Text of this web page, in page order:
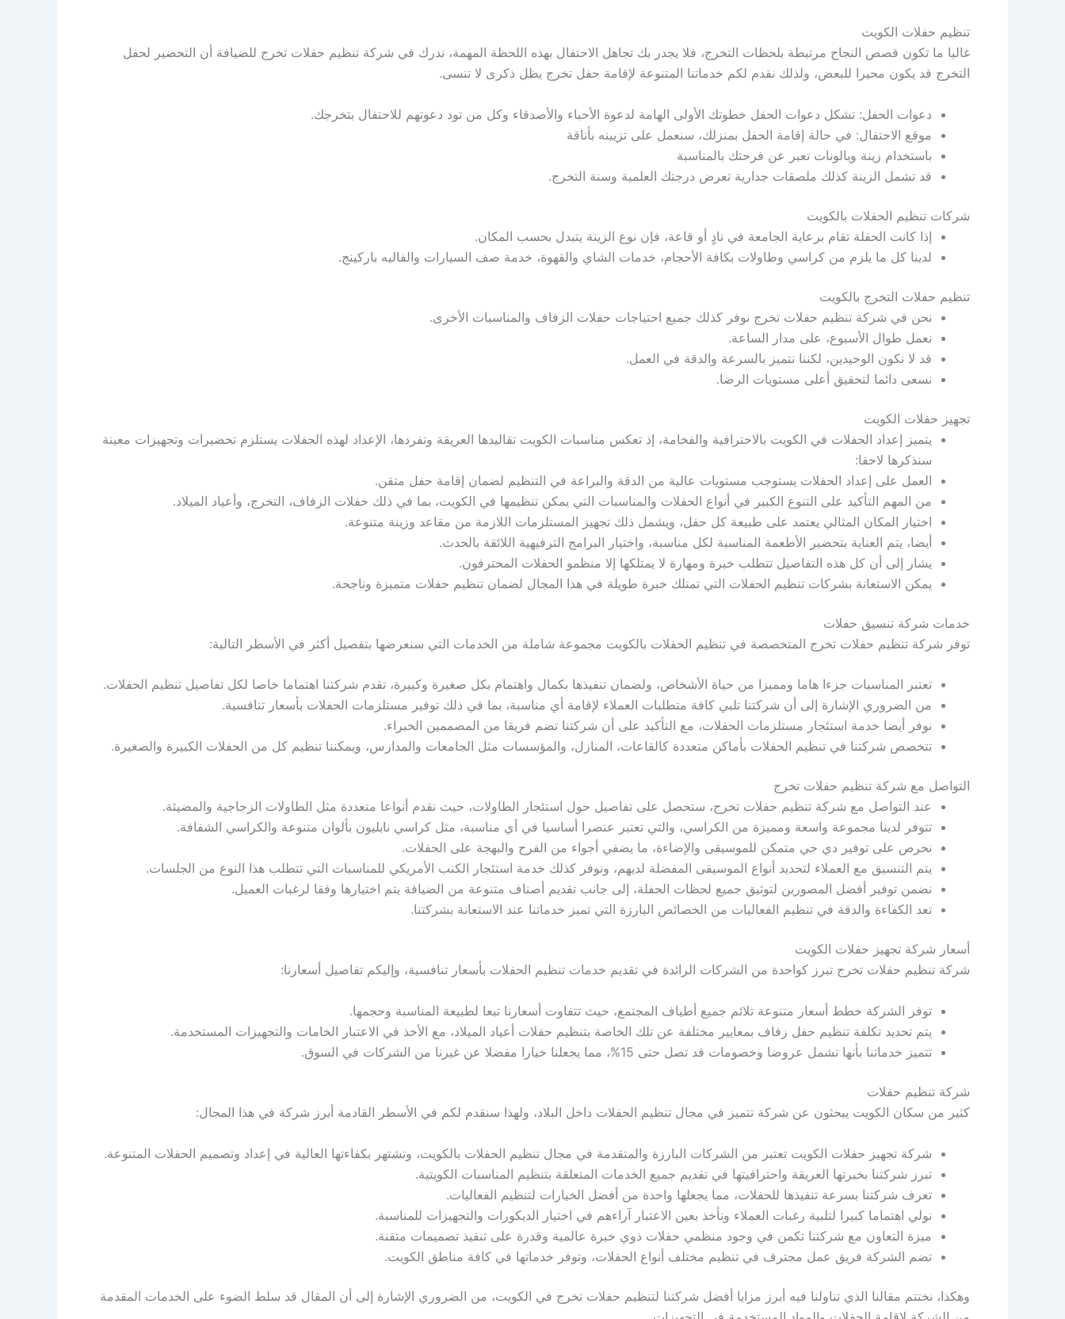
تنظيم حفلات الكويت
غالبا ما تكون قصص النجاح مرتبطة بلحظات التخرج، فلا يجدر بك تجاهل الاحتفال بهذه اللحظة المهمة، ندرك في شركة تنظيم حفلات تخرج للضيافة أن التحضير لحفل
التخرج قد يكون محيرا للبعض، ولذلك نقدم لكم خدماتنا المتنوعة لإقامة حفل تخرج يظل ذكرى لا تنسى.
دعوات الحفل: تشكل دعوات الحفل خطوتك الأولى الهامة لدعوة الأحباء والأصدقاء وكل من تود دعوتهم للاحتفال بتخرجك.
موقع الاحتفال: في حالة إقامة الحفل بمنزلك، سنعمل على تزيينه بأناقة
باستخدام زينة وبالونات تعبر عن فرحتك بالمناسبة
قد تشمل الزينة كذلك ملصقات جدارية تعرض درجتك العلمية وسنة التخرج.
شركات تنظيم الحفلات بالكويت
إذا كانت الحفلة تقام برعاية الجامعة في نادٍ أو قاعة، فإن نوع الزينة يتبدل بحسب المكان.
لدينا كل ما يلزم من كراسي وطاولات بكافة الأحجام، خدمات الشاي والقهوة، خدمة صف السيارات والفاليه باركينج.
تنظيم حفلات التخرج بالكويت
نحن في شركة تنظيم حفلات تخرج نوفر كذلك جميع احتياجات حفلات الزفاف والمناسبات الأخرى.
نعمل طوال الأسبوع، على مدار الساعة.
قد لا نكون الوحيدين، لكننا نتميز بالسرعة والدقة في العمل.
نسعى دائما لتحقيق أعلى مستويات الرضا.
تجهيز حفلات الكويت
يتميز إعداد الحفلات في الكويت بالاحترافية والفخامة، إذ تعكس مناسبات الكويت تقاليدها العريقة وتفردها، الإعداد لهذه الحفلات يستلزم تحضيرات وتجهيزات معينة
سنذكرها لاحقا:
العمل على إعداد الحفلات يستوجب مستويات عالية من الدقة والبراعة في التنظيم لضمان إقامة حفل متقن.
من المهم التأكيد على التنوع الكبير في أنواع الحفلات والمناسبات التي يمكن تنظيمها في الكويت، بما في ذلك حفلات الزفاف، التخرج، وأعياد الميلاد.
اختيار المكان المثالي يعتمد على طبيعة كل حفل، ويشمل ذلك تجهيز المستلزمات اللازمة من مقاعد وزينة متنوعة.
أيضا، يتم العناية بتحضير الأطعمة المناسبة لكل مناسبة، واختيار البرامج الترفيهية اللائقة بالحدث.
يشار إلى أن كل هذه التفاصيل تتطلب خبرة ومهارة لا يمتلكها إلا منظمو الحفلات المحترفون.
يمكن الاستعانة بشركات تنظيم الحفلات التي تمتلك خبرة طويلة في هذا المجال لضمان تنظيم حفلات متميزة وناجحة.
خدمات شركة تنسيق حفلات
توفر شركة تنظيم حفلات تخرج المتخصصة في تنظيم الحفلات بالكويت مجموعة شاملة من الخدمات التي سنعرضها بتفصيل أكثر في الأسطر التالية:
تعتبر المناسبات جزءا هاما ومميزا من حياة الأشخاص، ولضمان تنفيذها بكمال واهتمام بكل صغيرة وكبيرة، تقدم شركتنا اهتماما خاصا لكل تفاصيل تنظيم الحفلات.
من الضروري الإشارة إلى أن شركتنا تلبي كافة متطلبات العملاء لإقامة أي مناسبة، بما في ذلك توفير مستلزمات الحفلات بأسعار تنافسية.
نوفر أيضا خدمة استئجار مستلزمات الحفلات، مع التأكيد على أن شركتنا تضم فريقا من المصممين الخبراء.
تتخصص شركتنا في تنظيم الحفلات بأماكن متعددة كالقاعات، المنازل، والمؤسسات مثل الجامعات والمدارس، ويمكننا تنظيم كل من الحفلات الكبيرة والصغيرة.
التواصل مع شركة تنظيم حفلات تخرج
عند التواصل مع شركة تنظيم حفلات تخرج، ستحصل على تفاصيل حول استئجار الطاولات، حيث نقدم أنواعا متعددة مثل الطاولات الزجاجية والمضيئة.
تتوفر لدينا مجموعة واسعة ومميزة من الكراسي، والتي تعتبر عنصرا أساسيا في أي مناسبة، مثل كراسي نابليون بألوان متنوعة والكراسي الشفافة.
نحرص على توفير دي جي متمكن للموسيقى والإضاءة، ما يضفي أجواء من الفرح والبهجة على الحفلات.
يتم التنسيق مع العملاء لتحديد أنواع الموسيقى المفضلة لديهم، ونوفر كذلك خدمة استئجار الكنب الأمريكي للمناسبات التي تتطلب هذا النوع من الجلسات.
نضمن توفير أفضل المصورين لتوثيق جميع لحظات الحفلة، إلى جانب تقديم أصناف متنوعة من الضيافة يتم اختيارها وفقا لرغبات العميل.
تعد الكفاءة والدقة في تنظيم الفعاليات من الخصائص البارزة التي تميز خدماتنا عند الاستعانة بشركتنا.
أسعار شركة تجهيز حفلات الكويت
شركة تنظيم حفلات تخرج تبرز كواحدة من الشركات الرائدة في تقديم خدمات تنظيم الحفلات بأسعار تنافسية، وإليكم تفاصيل أسعارنا:
توفر الشركة خطط أسعار متنوعة تلائم جميع أطياف المجتمع، حيث تتفاوت أسعارنا تبعا لطبيعة المناسبة وحجمها.
يتم تحديد تكلفة تنظيم حفل زفاف بمعايير مختلفة عن تلك الخاصة بتنظيم حفلات أعياد الميلاد، مع الأخذ في الاعتبار الخامات والتجهيزات المستخدمة.
تتميز خدماتنا بأنها تشمل عروضا وخصومات قد تصل حتى 15%، مما يجعلنا خيارا مفضلا عن غيرنا من الشركات في السوق.
شركة تنظيم حفلات
كثير من سكان الكويت يبحثون عن شركة تتميز في مجال تنظيم الحفلات داخل البلاد، ولهذا سنقدم لكم في الأسطر القادمة أبرز شركة في هذا المجال:
شركة تجهيز حفلات الكويت تعتبر من الشركات البارزة والمتقدمة في مجال تنظيم الحفلات بالكويت، وتشتهر بكفاءتها العالية في إعداد وتصميم الحفلات المتنوعة.
تبرز شركتنا بخبرتها العريقة واحترافيتها في تقديم جميع الخدمات المتعلقة بتنظيم المناسبات الكويتية.
تعرف شركتنا بسرعة تنفيذها للحفلات، مما يجعلها واحدة من أفضل الخيارات لتنظيم الفعاليات.
نولي اهتماما كبيرا لتلبية رغبات العملاء ونأخذ بعين الاعتبار آراءهم في اختيار الديكورات والتجهيزات للمناسبة.
ميزة التعاون مع شركتنا تكمن في وجود منظمي حفلات ذوي خبرة عالمية وقدرة على تنفيذ تصميمات متقنة.
تضم الشركة فريق عمل محترف في تنظيم مختلف أنواع الحفلات، وتوفر خدماتها في كافة مناطق الكويت.
وهكذا، نختتم مقالنا الذي تناولنا فيه أبرز مزايا أفضل شركتنا لتنظيم حفلات تخرج في الكويت، من الضروري الإشارة إلى أن المقال قد سلط الضوء على الخدمات المقدمة